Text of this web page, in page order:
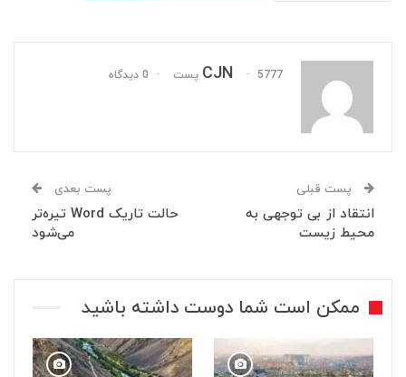
CJN 5777 پست 0 دیدگاه
پست قبلی
انتقاد از بی توجهی به
محیط زیست
پست بعدی
حالت تاریک Word تیره‌تر
می‌شود
ممکن است شما دوست داشته باشید